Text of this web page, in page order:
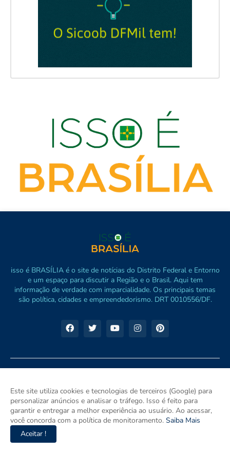
isso é BRASÍLIA é o site de notícias do Distrito Federal e Entorno
e um espaço para discutir a Região e o Brasil. Aqui tem
informação de verdade com imparcialidade. Os principais temas
são política, cidades e empreendedorismo. DRT 0010556/DF.
Este site utiliza cookies e tecnologias de terceiros (Google) para
personalizar anúncios e analisar o tráfego. Isso é feito para
garantir e entregar a melhor experiência ao usuário. Ao acessar,
você concorda com a política de monitoramento. Saiba Mais
Aceitar !